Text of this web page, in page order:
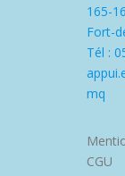
165-
Fort-
Tél :
mq
CGU